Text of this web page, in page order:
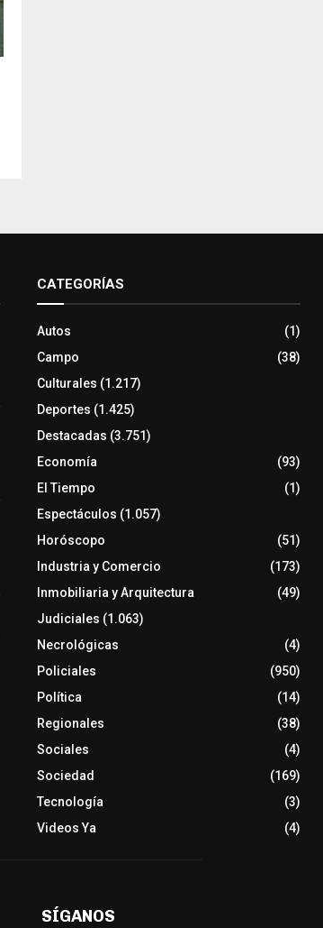
CATEGORÍAS
Autos
(1)
Campo
(38)
Culturales (1.217)
Deportes (1.425)
Destacadas (3.751)
Economía
(93)
El Tiempo
(1)
Espectáculos (1.057)
Horóscopo
(51)
Industria y Comercio
(173)
Inmobiliaria y Arquitectura
(49)
Judiciales (1.063)
Necrológicas
(4)
Policiales
(950)
Política
(14)
Regionales
(38)
Sociales
(4)
Sociedad
(169)
Tecnología
(3)
Videos Ya
(4)
SÍGANOS